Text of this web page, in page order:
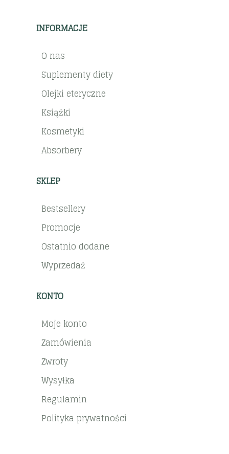
INFORMACJE
O nas
Suplementy diety
Olejki eteryczne
Książki
Kosmetyki
Absorbery
SKLEP
Bestsellery
Promocje
Ostatnio dodane
Wyprzedaż
KONTO
Moje konto
Zamówienia
Zwroty
Wysyłka
Regulamin
Polityka prywatności